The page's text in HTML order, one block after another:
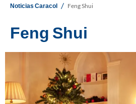
Noticias Caracol / Feng Shui
Feng Shui